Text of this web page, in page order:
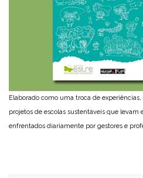
Elaborado como uma troca de
projetos de escolas sustentáveis que levam
enfrentados diariamente por gestores e